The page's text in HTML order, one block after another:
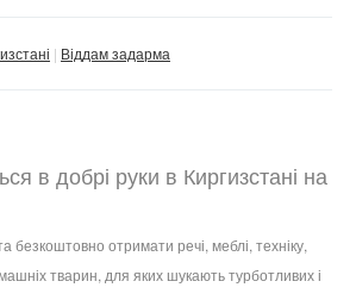
Віддам задарма
в добрі руки в Киргизстані на
безкоштовно отримати речі, меблі, техніку,
тварин, для яких шукають турботливих і